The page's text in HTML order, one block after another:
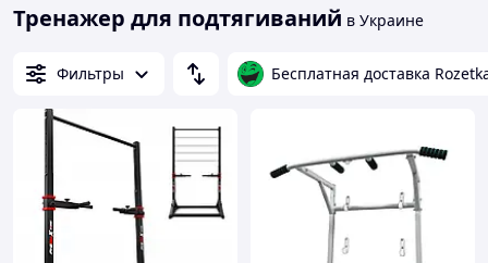
Тренажер для подтягиваний в Украине
Фильтры Бесплатная доставка